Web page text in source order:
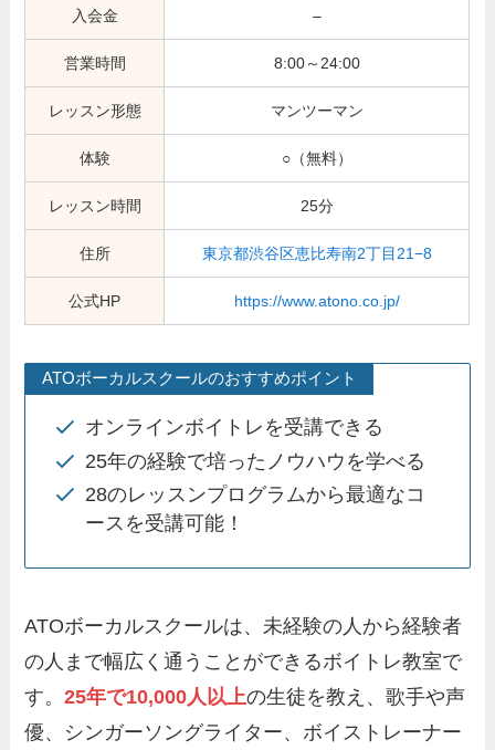
入会金 –
営業時間 8:00～24:00
レッスン形態 マンツーマン
体験 ○（無料）
レッスン時間 25分
住所 東京都渋谷区恵比寿南2丁目21−8
公式HP https://www.atono.co.jp/
ATOボーカルスクールのおすすめポイント
オンラインボイトレを受講できる
25年の経験で培ったノウハウを学べる
28のレッスンプログラムから最適なコ
ースを受講可能！
ATOボーカルスクールは、未経験の人から経験者
の人まで幅広く通うことができるボイトレ教室で
す。25年で10,000人以上の生徒を教え、歌手や声
優、シンガーソングライター、ボイストレーナー